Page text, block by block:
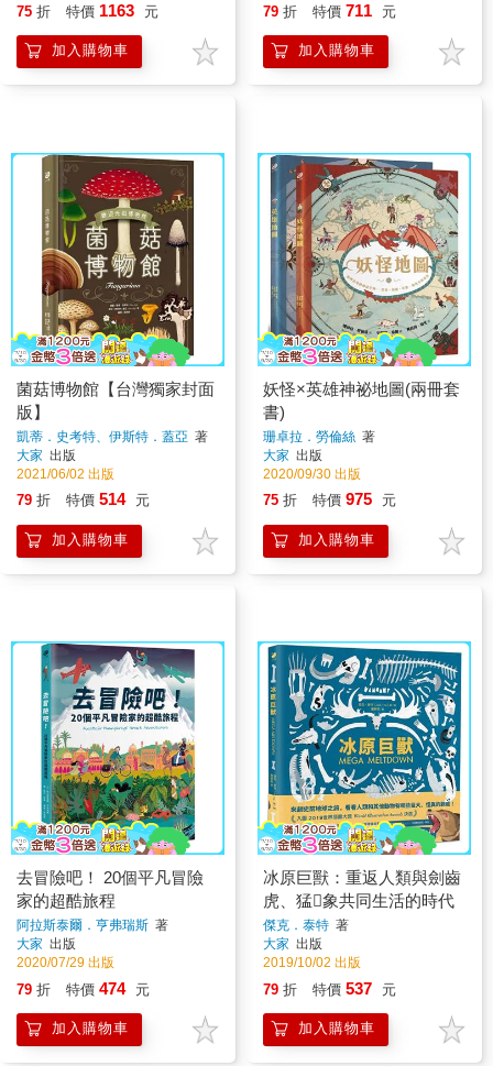
75 折 特價 1163 元
加入購物車
79 折 特價 711 元
加入購物車
菌菇博物館【台灣獨家封面
版】
凱蒂．史考特、伊斯特．蓋亞 著
大家 出版
2021/06/02 出版
79 折 特價 514 元
加入購物車
妖怪×英雄神祕地圖(兩冊套
書)
珊卓拉．勞倫絲 著
大家 出版
2020/09/30 出版
75 折 特價 975 元
加入購物車
去冒險吧！ 20個平凡冒險
家的超酷旅程
阿拉斯泰爾．亨弗瑞斯 著
大家 出版
2020/07/29 出版
79 折 特價 474 元
加入購物車
冰原巨獸：重返人類與劍齒
虎、猛象共同生活的時代
傑克．泰特 著
大家 出版
2019/10/02 出版
79 折 特價 537 元
加入購物車